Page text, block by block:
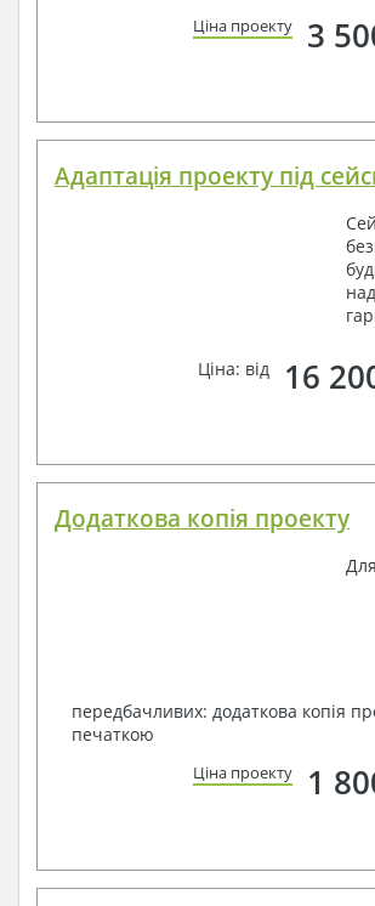
Ціна проекту 3
Адаптація проекту під
Ціна: від 16
Додаткова копія проекту
Для
передбачливих: додаткова копія
печаткою
Ціна проекту 1